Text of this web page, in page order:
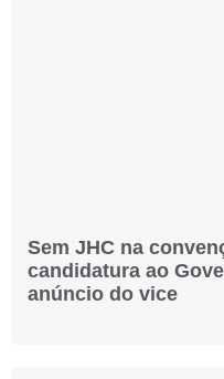
Sem JHC na
candidatura ao
anúncio do vice